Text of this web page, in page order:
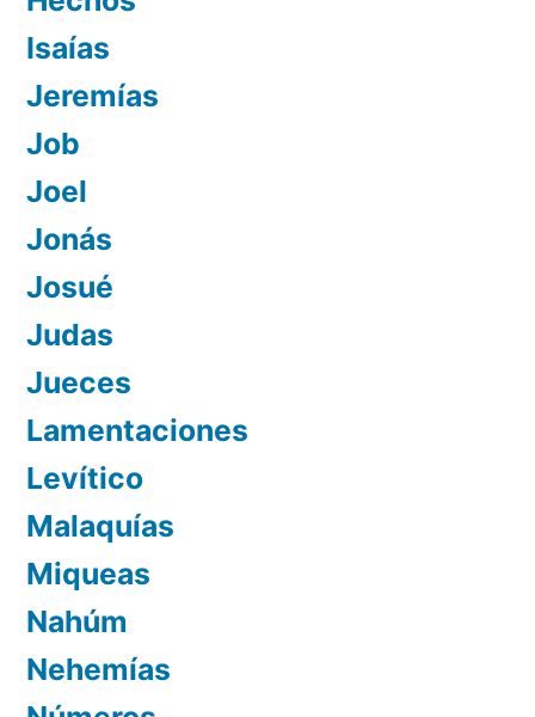
Isaías
Jeremías
Job
Joel
Jonás
Josué
Judas
Jueces
Lamentaciones
Levítico
Malaquías
Miqueas
Nahúm
Nehemías